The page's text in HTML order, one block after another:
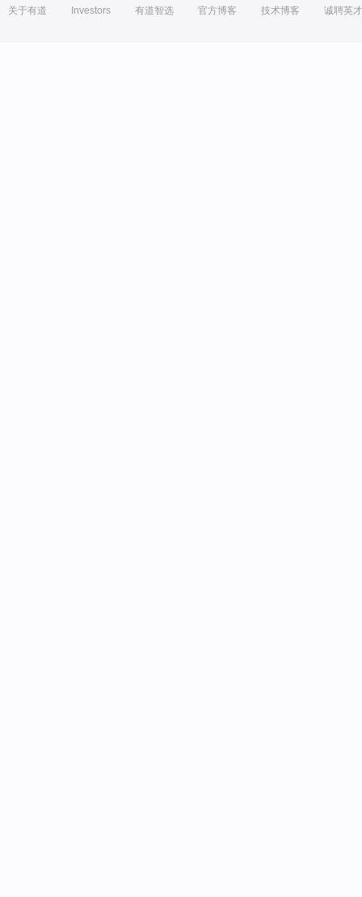
关于有道 Investors 有道智选 官方博客 技术博客 诚聘英才